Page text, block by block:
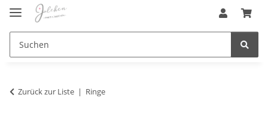
Zurück zur Liste Ringe